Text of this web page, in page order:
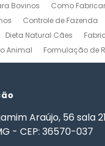
Bovinos Como
Controle de Fazenda
Dieta Natural Cães
Animal
Formulação de
de Ração para
de Ração para Peixes
Bovinos Nutrição de
Araújo, 56 sala
- CEP: 36570-037